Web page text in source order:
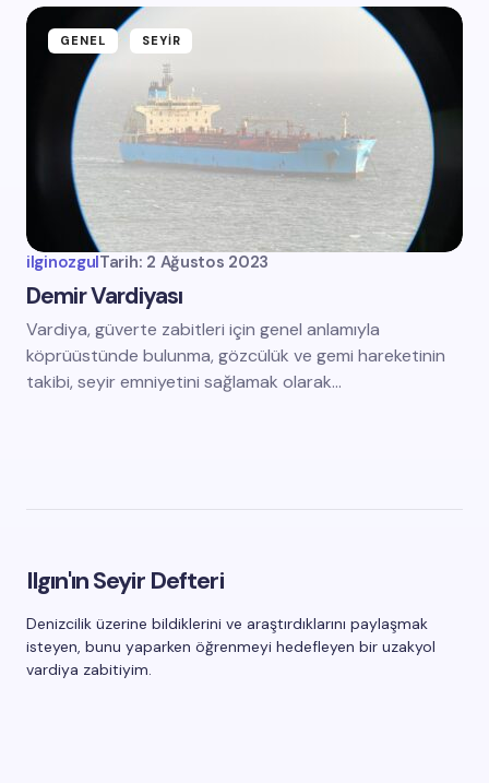
GENEL SEYIR
ilginozgulTarih: 2 Ağustos 2023
Demir Vardiyası
Vardiya, güverte zabitleri için genel anlamıyla
köprüüstünde bulunma, gözcülük ve gemi hareketinin
takibi, seyir emniyetini sağlamak olarak…
Ilgın'ın Seyir Defteri
Denizcilik üzerine bildiklerini ve araştırdıklarını paylaşmak
isteyen, bunu yaparken öğrenmeyi hedefleyen bir uzakyol
vardiya zabitiyim.